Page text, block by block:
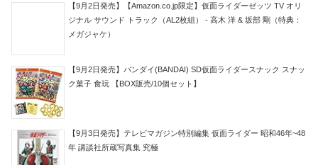
【9月2日発売】【Amazon.co.jp限定】仮面ライダーゼッツ TV オリ
ジナル サウンド トラック（AL2枚組） - 高木 洋 & 坂部 剛（特典：
メガジャケ）
【9月2日発売】バンダイ(BANDAI) SD仮面ライダースナック スナッ
ク菓子 食玩 【BOX販売/10個セット】
【9月3日発売】テレビマガジン特別編集 仮面ライダー 昭和46年~48
年 講談社所蔵写真集 究極